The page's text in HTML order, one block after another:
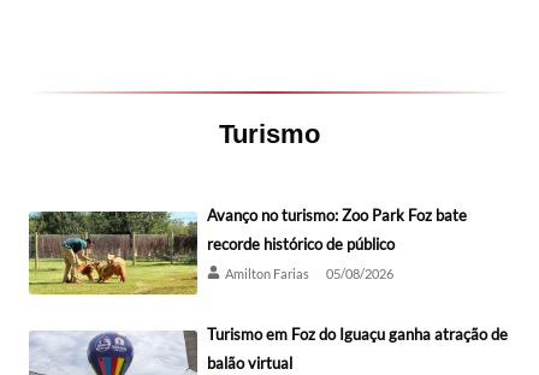
Turismo
Avanço no turismo: Zoo Park Foz bate
recorde histórico de público
Amilton Farias 05/08/2026
Turismo em Foz do Iguaçu ganha atração de
balão virtual